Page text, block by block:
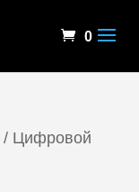
0
/ Цифровой